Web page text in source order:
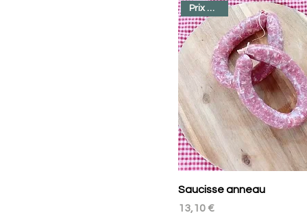
Prix au kilo
Saucisse anneau
Prix
13,10 €